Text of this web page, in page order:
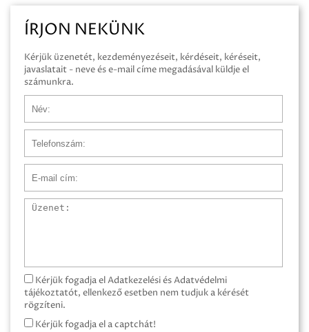
ÍRJON NEKÜNK
Kérjük üzenetét, kezdeményezéseit, kérdéseit, kéréseit,
javaslatait - neve és e-mail címe megadásával küldje el
számunkra.
Üzenet
Kérjük fogadja el Adatkezelési és Adatvédelmi
tájékoztatót, ellenkező esetben nem tudjuk a kérését
rögzíteni.
Kérjük fogadja el a captchát!